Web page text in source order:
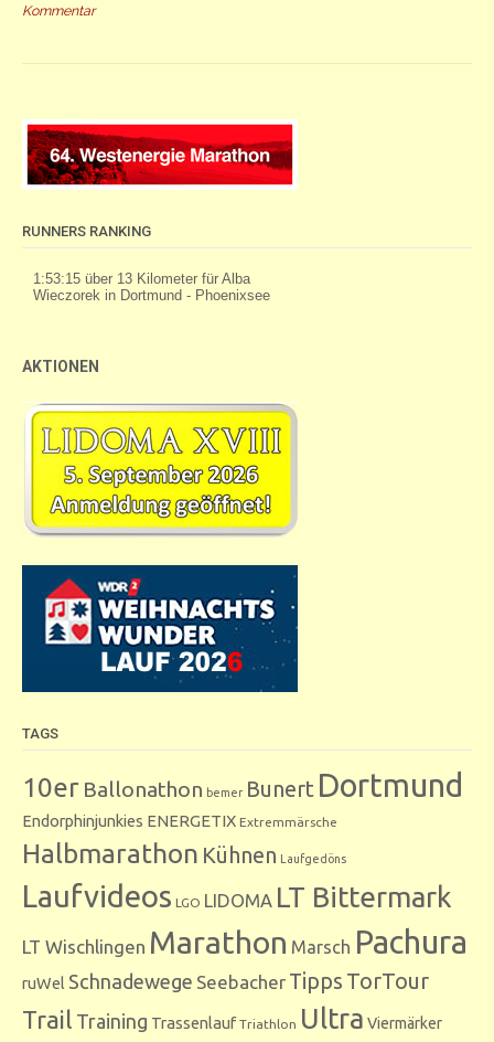
Kommentar
RUNNERS RANKING
AKTIONEN
TAGS
10er Ballonathon bemer Bunert Dortmund
Endorphinjunkies ENERGETIX Extremmärsche
Halbmarathon Kühnen Laufgedöns
Laufvideos LGO LIDOMA LT Bittermark
LT Wischlingen Marathon Marsch Pachura
ruWel Schnadewege Seebacher Tipps TorTour
Trail Training Trassenlauf Triathlon Ultra Viermärker